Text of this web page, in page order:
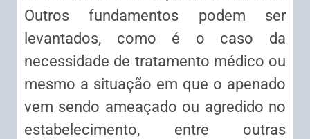
Outros fundamentos podem ser
levantados, como é o caso da
necessidade de tratamento médico ou
mesmo a situação em que o apenado
vem sendo ameaçado ou agredido no
estabelecimento, entre outras